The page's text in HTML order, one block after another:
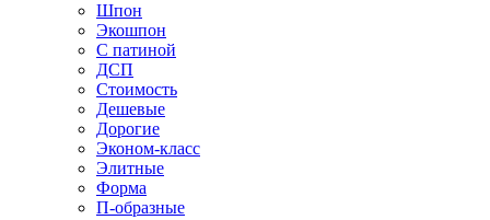
Шпон
Экошпон
С патиной
ДСП
Стоимость
Дешевые
Дорогие
Эконом-класс
Элитные
Форма
П-образные